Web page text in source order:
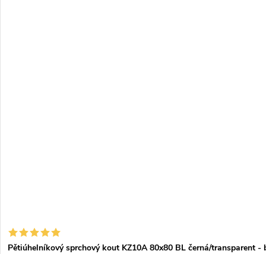
Pětiúhelníkový sprchový kout KZ10A 80x80 BL černá/transparent -